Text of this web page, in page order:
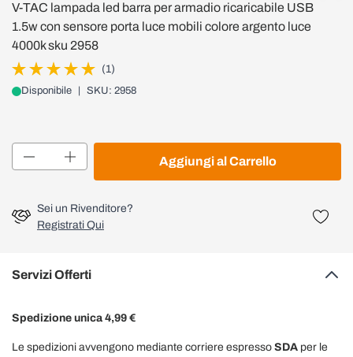
V-TAC lampada led barra per armadio ricaricabile USB
1.5w con sensore porta luce mobili colore argento luce
4000k sku 2958
(1)
Disponibile SKU: 2958
Aggiungi al Carrello
Sei un Rivenditore?
Registrati Qui
Servizi Offerti
Spedizione unica 4,99 €
Le spedizioni avvengono mediante corriere espresso SDA per le